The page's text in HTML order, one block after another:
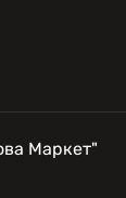
Маркет"